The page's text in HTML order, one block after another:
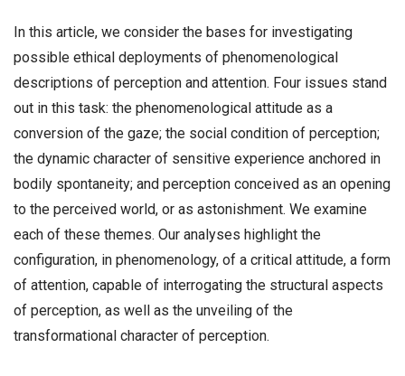
In this article, we consider the bases for investigating
possible ethical deployments of phenomenological
descriptions of perception and attention. Four issues stand
out in this task: the phenomenological attitude as a
conversion of the gaze; the social condition of perception;
the dynamic character of sensitive experience anchored in
bodily spontaneity; and perception conceived as an opening
to the perceived world, or as astonishment. We examine
each of these themes. Our analyses highlight the
configuration, in phenomenology, of a critical attitude, a form
of attention, capable of interrogating the structural aspects
of perception, as well as the unveiling of the
transformational character of perception.